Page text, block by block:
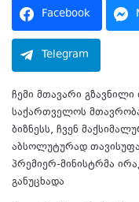
Facebook
Telegram
ჩემი მთავარი
საქართველოს
ბიზნესს, ჩვენ
აბსოლუტურად
პრემიერ-მინისტრმა
განუცხადა